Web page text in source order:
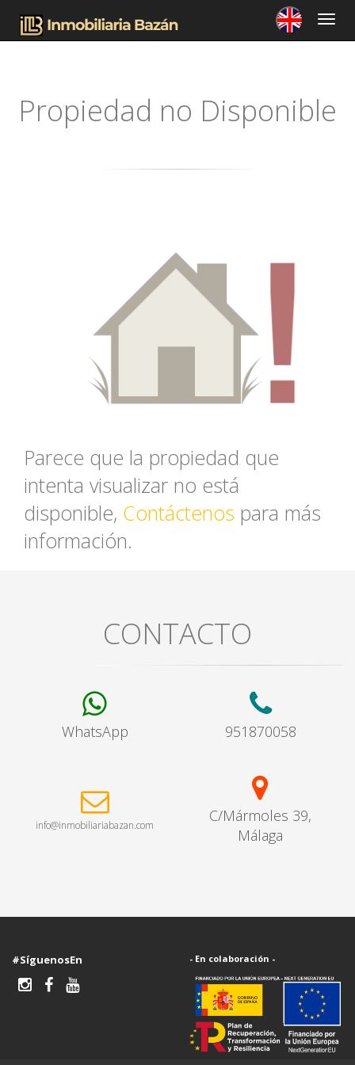
Propiedad no Disponible
Parece que la propiedad que
intenta visualizar no está
disponible, Contáctenos para más
información.
CONTACTO
WhatsApp 951870058
info@inmobiliariabazan.com
C/Mármoles 39,
Málaga
#SíguenosEn - En colaboración -